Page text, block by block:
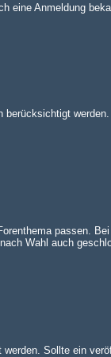
eine Anmeldung
berücksichtigt werden.
passen.
Wahl auch
Sollte ein